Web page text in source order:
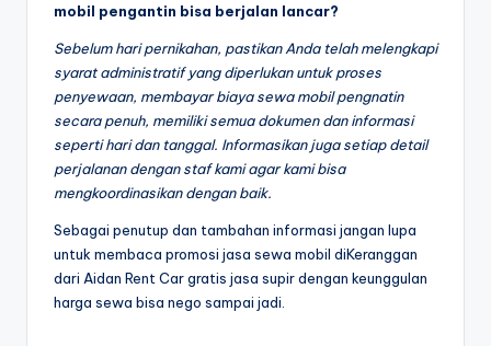
mobil pengantin bisa berjalan lancar?
Sebelum hari pernikahan, pastikan Anda telah melengkapi
syarat administratif yang diperlukan untuk proses
penyewaan, membayar biaya sewa mobil pengnatin
secara penuh, memiliki semua dokumen dan informasi
seperti hari dan tanggal. Informasikan juga setiap detail
perjalanan dengan staf kami agar kami bisa
mengkoordinasikan dengan baik.
Sebagai penutup dan tambahan informasi jangan lupa
untuk membaca promosi jasa sewa mobil diKeranggan
dari Aidan Rent Car gratis jasa supir dengan keunggulan
harga sewa bisa nego sampai jadi.